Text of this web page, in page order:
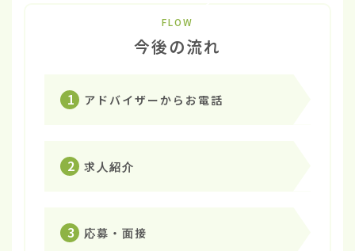
FLOW
今後の流れ
1 アドバイザーからお電話
2 求人紹介
3 応募・面接